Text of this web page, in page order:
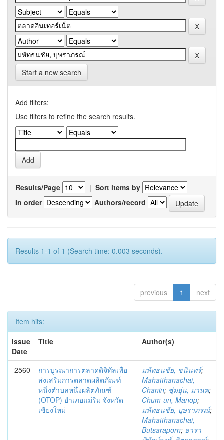
Start a new search
Add filters:
Use filters to refine the search results.
Results/Page | Sort items by
In order
Authors/record
Results 1-1 of 1 (Search time: 0.003 seconds).
previous 1 next
Item hits:
Issue
Date
Title Author(s)
2560
การบูรณาการตลาดดิจิทัลเพื่อ
ส่งเสริมการตลาดผลิตภัณฑ์
หนึ่งตำบลหนึ่งผลิตภัณฑ์
(OTOP) อำเภอแม่ริม จังหวัด
เชียงใหม่
มหัทธนชัย, ชนินทร์;
Mahatthanachai,
Chanin; ชุ่มอุ่น, มานพ;
Chum-un, Manop;
มหัทธนชัย, บุษราภรณ์;
Mahatthanachai,
Butsaraporn; ธารา